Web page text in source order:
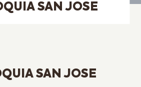
SAN JOSE
SAN JOSE